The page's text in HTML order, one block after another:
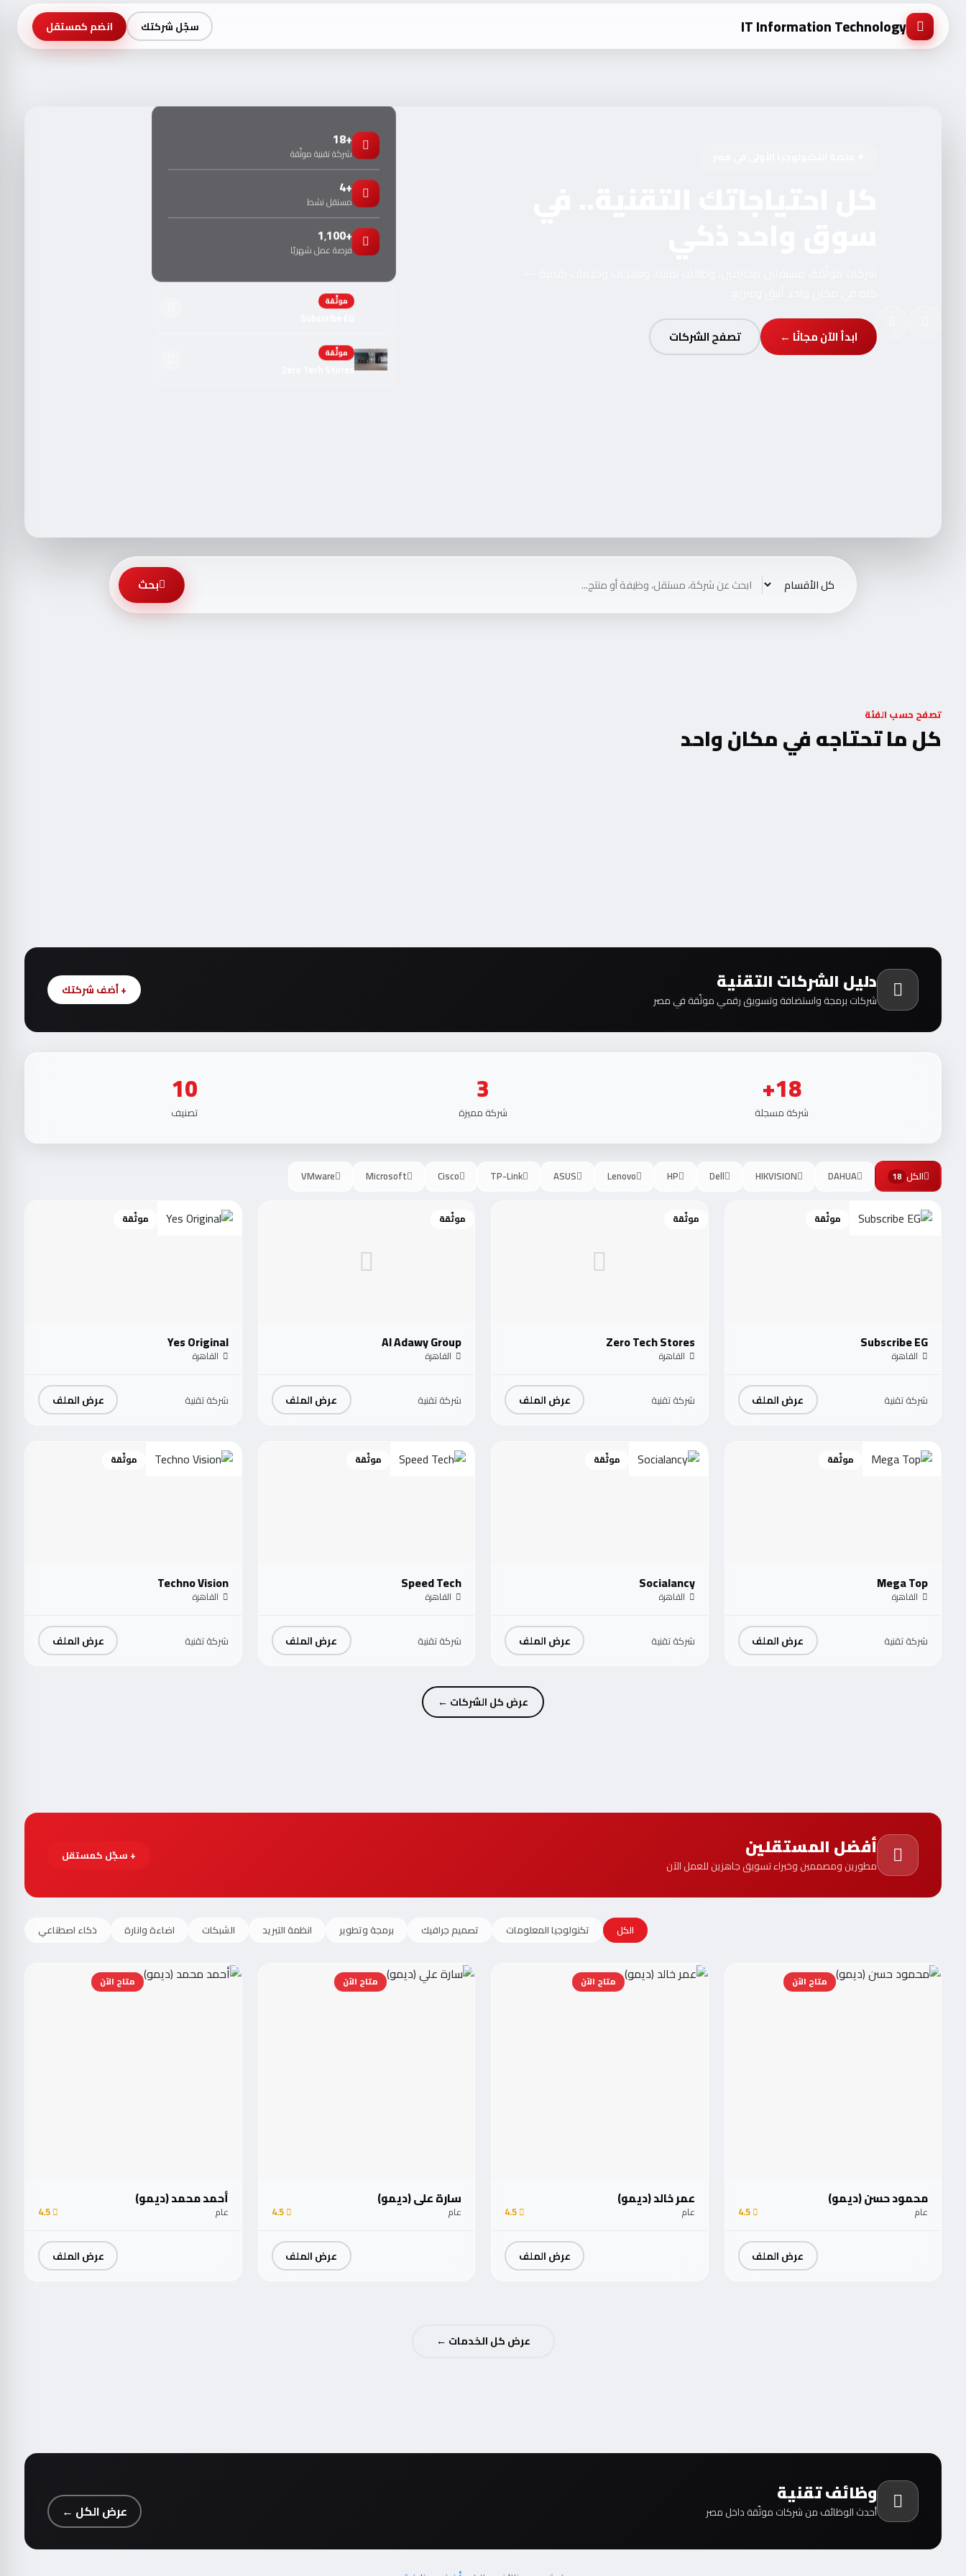
IT Information Technology سجّل شركتك انضم كمستقل
ابدأ الآن مجانًا ← تصفح الشركات
+18
شركة تقنية موثّقة
+4
مستقل نشط
+1٬100
فرصة عمل شهريًا
موثّقة
موثّقة
بحث
تصفح حسب الفئة
كل ما تحتاجه في مكان واحد
دليل الشركات التقنية
شركات برمجة واستضافة وتسويق رقمي موثّقة في مصر
+ أضف شركتك
18+
شركة مسجلة
3
شركة مميزة
10
تصنيف
الكل 18
DAHUA
HIKVISION
Dell
HP
Lenovo
ASUS
TP-Link
Cisco
Microsoft
VMware
موثّقة
Subscribe EG
القاهرة
شركة تقنية عرض الملف
موثّقة
Zero Tech Stores
القاهرة
شركة تقنية عرض الملف
موثّقة
Al Adawy Group
القاهرة
شركة تقنية عرض الملف
موثّقة
Yes Original
القاهرة
شركة تقنية عرض الملف
موثّقة
Mega Top
القاهرة
شركة تقنية عرض الملف
موثّقة
Socialancy
القاهرة
شركة تقنية عرض الملف
موثّقة
Speed Tech
القاهرة
شركة تقنية عرض الملف
موثّقة
Techno Vision
القاهرة
شركة تقنية عرض الملف
عرض كل الشركات ←
أفضل المستقلين
مطورين ومصممين وخبراء تسويق جاهزين للعمل الآن
+ سجّل كمستقل
الكل تكنولوجيا المعلومات تصميم جرافيك برمجة وتطوير انظمة التبريد الشبكات اضاءة وانارة ذكاء اصطناعي
متاح الآن
محمود حسن (ديمو)
عام 4.5
عرض الملف
متاح الآن
عمر خالد (ديمو)
عام 4.5
عرض الملف
متاح الآن
سارة علي (ديمو)
عام 4.5
عرض الملف
متاح الآن
أحمد محمد (ديمو)
عام 4.5
عرض الملف
عرض كل الخدمات ←
وظائف تقنية
أحدث الوظائف من شركات موثّقة داخل مصر عرض الكل ←